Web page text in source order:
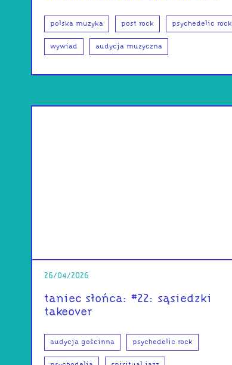
polska muzyka post rock psychedelic rock
wywiad audycja muzyczna
26/04/2026
taniec słońca: #22: sąsiedzki
takeover
audycja gościnna psychedelic rock